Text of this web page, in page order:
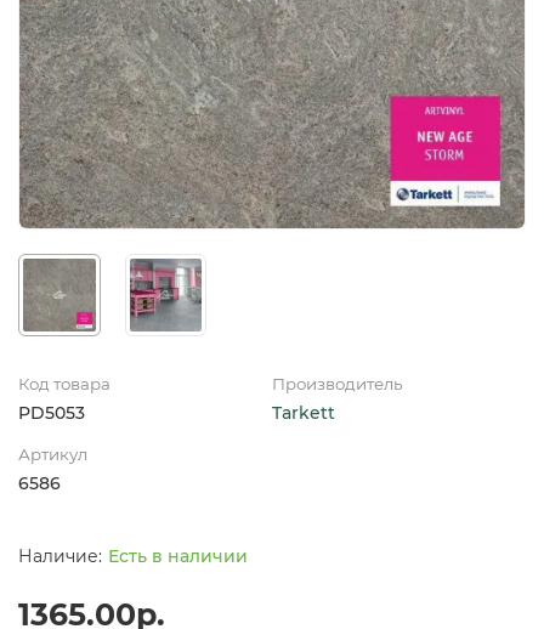
Код товара
PD5053
Производитель
Tarkett
Артикул
6586
Есть в наличии
1365.00р.